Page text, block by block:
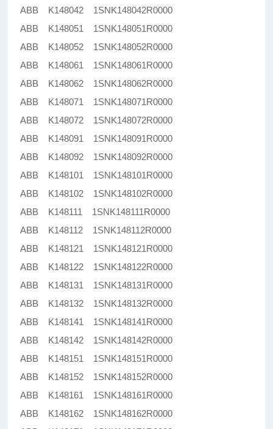
ABB K148042 1SNK148042R0000
ABB K148051 1SNK148051R0000
ABB K148052 1SNK148052R0000
ABB K148061 1SNK148061R0000
ABB K148062 1SNK148062R0000
ABB K148071 1SNK148071R0000
ABB K148072 1SNK148072R0000
ABB K148091 1SNK148091R0000
ABB K148092 1SNK148092R0000
ABB K148101 1SNK148101R0000
ABB K148102 1SNK148102R0000
ABB K148111 1SNK148111R0000
ABB K148112 1SNK148112R0000
ABB K148121 1SNK148121R0000
ABB K148122 1SNK148122R0000
ABB K148131 1SNK148131R0000
ABB K148132 1SNK148132R0000
ABB K148141 1SNK148141R0000
ABB K148142 1SNK148142R0000
ABB K148151 1SNK148151R0000
ABB K148152 1SNK148152R0000
ABB K148161 1SNK148161R0000
ABB K148162 1SNK148162R0000